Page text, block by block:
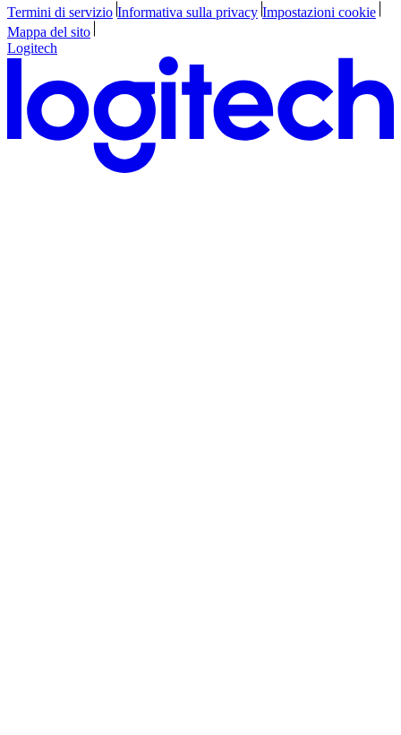
Termini di servizio Informativa sulla privacy Impostazioni cookie
Mappa del sito
Logitech